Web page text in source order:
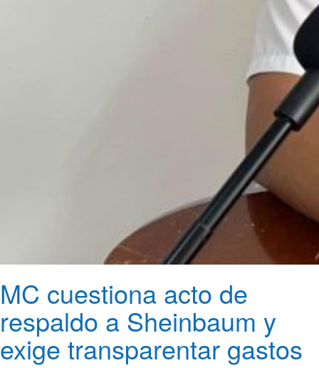
MC cuestiona acto de
respaldo a Sheinbaum y
exige transparentar gastos